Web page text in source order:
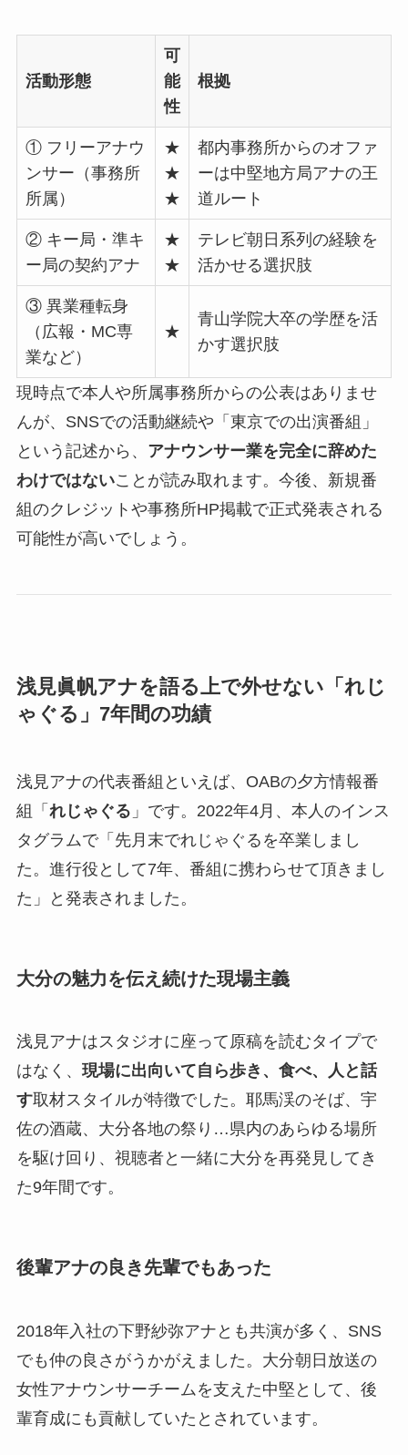
活動形態
可
能
性
根拠
① フリーアナウ
ンサー（事務所
所属）
★
★
★
都内事務所からのオファ
ーは中堅地方局アナの王
道ルート
② キー局・準キ
ー局の契約アナ
★
★
テレビ朝日系列の経験を
活かせる選択肢
③ 異業種転身
（広報・MC専
業など）
★
青山学院大卒の学歴を活
かす選択肢
現時点で本人や所属事務所からの公表はありませ
んが、SNSでの活動継続や「東京での出演番組」
という記述から、 アナウンサー業を完全に辞めた
わけではないことが読み取れます。今後、新規番
組のクレジットや事務所HP掲載で正式発表される
可能性が高いでしょう。
浅見眞帆アナを語る上で外せない「れじ
ゃぐる」7年間の功績
浅見アナの代表番組といえば、OABの夕方情報番
組「 れじゃぐる 」です。2022年4月、本人のインス
タグラムで「先月末でれじゃぐるを卒業しまし
た。進行役として7年、番組に携わらせて頂きまし
た」と発表されました。
大分の魅力を伝え続けた現場主義
浅見アナはスタジオに座って原稿を読むタイプで
はなく、 現場に出向いて自ら歩き、食べ、人と話
す取材スタイルが特徴でした。耶馬渓のそば、宇
佐の酒蔵、大分各地の祭り…県内のあらゆる場所
を駆け回り、視聴者と一緒に大分を再発見してき
た9年間です。
後輩アナの良き先輩でもあった
2018年入社の下野紗弥アナとも共演が多く、SNS
でも仲の良さがうかがえました。大分朝日放送の
女性アナウンサーチームを支えた中堅として、後
輩育成にも貢献していたとされています。